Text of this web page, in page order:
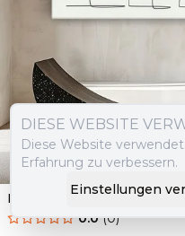
Leinwandbild
0.0 (0)
Ab 39.90 € 34.90 €
DIESE WEBSITE
Diese Website
Erfahrung zu verbessern.
Einstellungen